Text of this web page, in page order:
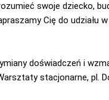
swoje dziecko,
Cię do udziału
doświadczeń i
stacjonarne, pl.